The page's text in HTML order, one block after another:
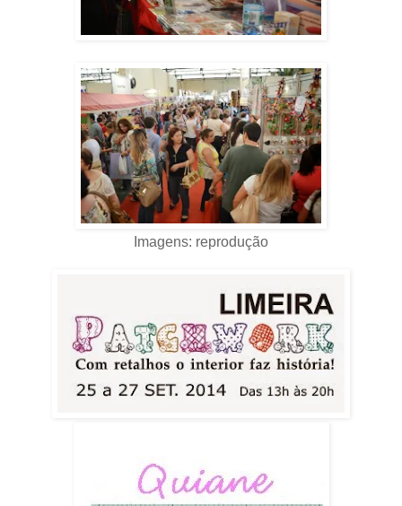
Imagens: reprodução